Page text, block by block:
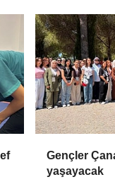
Gençler
yaşayacak